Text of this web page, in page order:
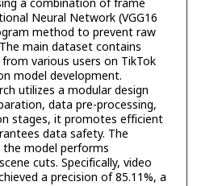
Neural Network (VGG16
method to prevent raw
main dataset contains
various users on TikTok
model development.
utilizes a modular design
data pre-processing,
stages, it promotes efficient
data safety. The
model performs
cuts. Specifically, video
a precision of 85.11%, a